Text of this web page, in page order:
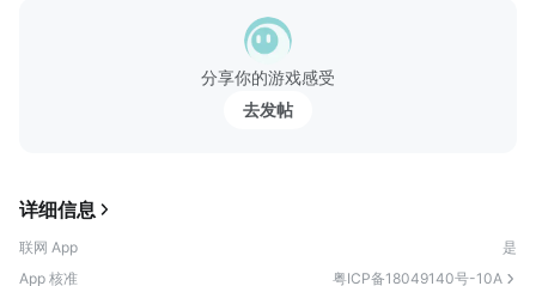
了可以回来歇歇脚的地方。 在这里，你可以种种花，和福福玩
一会儿，去好友家串串门，在商业街淘几件喜欢的小东西，然后
慢悠悠地布置自己的小窝。布置好了拍张照，等着朋友们来夸
赶。 我们常说，生活是被推着往前走的。上班、加班、赶路、
很多钱。它就是一座小岛，在你的手机里，安安静静地等着你。
等你累了，回来坐一坐。 6月2日，《小岛日记》正式上线。 福
福已经戴好小花，在码头等了。当然，我也在。
分享你的游戏感受
去发帖
详细信息
联网 App
是
App 核准
粤ICP备18049140号-10A